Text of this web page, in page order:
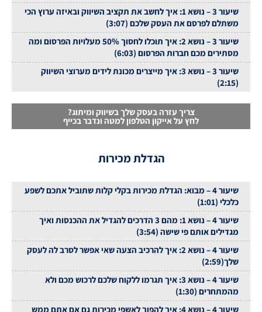
שיעור 3 – נושא 1: איך לחשב את תקציב השיווק ובאיזה ערוץ הכי
משתלם לפרסם את העסק שלכם (3:07)
שיעור 3 – נושא 2: איך תוכלו לחסוך 50% מעלויות הפרסום ומה
מסתירים מכם חברות הפרסום (6:03)
שיעור 3 – נושא 3: איך מייצרים מכונת לידים מערוצי השיווק
(2:15)
צריך עזרה בעסק שלך בשיווק ומיתוג?
לחץ על אייקון הטלפון למטה ונדבר בכייף
הגדלת מכירות
שיעור 4 – מבוא: הגדלת מכירות בקלי קלות שתוביל אתכם לשפע
כלכלי (1:01)
שיעור 4 – נושא 1: מהם 3 הדרכים להגדיל את ההכנסות ואיך
מגדילים אותם פי שישה (3:54)
שיעור 4 – נושא 2: איך להרכיב הצעה שאי אפשר לסרב לה לעסק
שלך(2:59)
שיעור 4 – נושא 3: איך תגרמו ללקוח שלכם לרכוש מכם ולא
מהמתחרים (1:30)
שיעור 4 – נושא 4: איך להפוך לאשפי מכירות גם אם אתם ממש